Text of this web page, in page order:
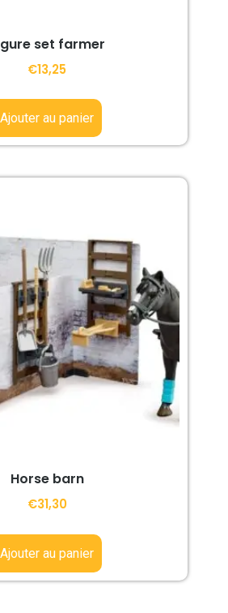
set farmer
€13,25
Ajouter au panier
Horse barn
€31,30
Ajouter au panier